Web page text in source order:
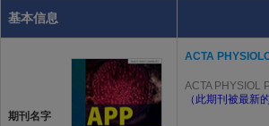
基本信息
期刊名字
ACTA
ACTA PHYSIOL
（此期刊被最新